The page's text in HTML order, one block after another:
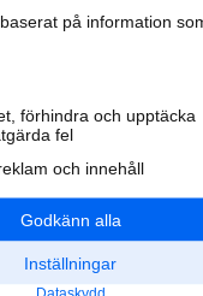
samarbetspartners
Populära
Annonsera
Integritet
Nödnummer
på information
förhindra och upptäcka
fel
och innehåll
Godkänn alla
Inställningar
Dataskydd